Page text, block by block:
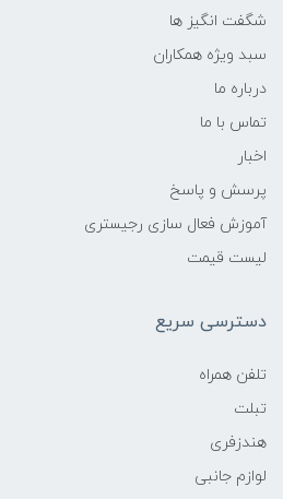
شگفت انگیز ها
سبد ویژه همکاران
درباره ما
تماس با ما
اخبار
پرسش و پاسخ
آموزش فعال سازی رجیستری
لیست قیمت
دسترسی سریع
تلفن همراه
تبلت
هندزفری
لوازم جانبی